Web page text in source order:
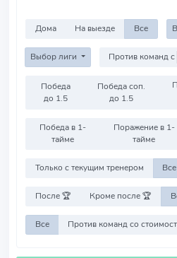
Дома На выезде Все
Выбор лиги Против команд с
Победа
до 1.5
Победа соп.
до 1.5
Победа в 1-
тайме
Поражение в 1-
тайме
Только с текущим тренером Все
После 🏆 Кроме после 🏆
Все